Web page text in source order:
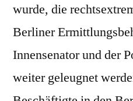
wurde, die
Berliner
Innensenator und der
weiter geleugnet